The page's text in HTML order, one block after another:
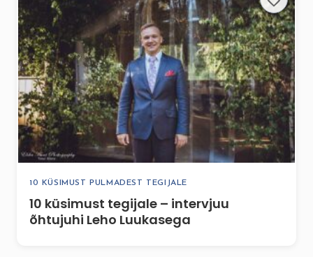
10 KÜSIMUST PULMADEST TEGIJALE
10 küsimust tegijale – intervjuu
õhtujuhi Leho Luukasega